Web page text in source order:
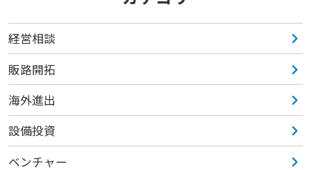
経営相談
販路開拓
海外進出
設備投資
ベンチャー